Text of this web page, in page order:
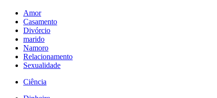
Amor
Casamento
Divórcio
marido
Namoro
Relacionamento
Sexualidade
Ciência